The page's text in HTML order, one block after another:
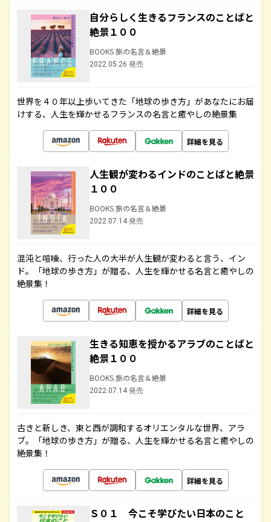
自分らしく生きるフランスのことばと
絶景１００
BOOKS 旅の名言＆絶景
2022.05.26 発売
世界を４０年以上歩いてきた「地球の歩き方」があなたにお届
けする、人生を輝かせるフランスの名言と癒やしの絶景集
詳細を見る
人生観が変わるインドのことばと絶景
１００
BOOKS 旅の名言＆絶景
2022.07.14 発売
混沌と喧噪、行った人の大半が人生観が変わると言う、イン
ド。「地球の歩き方」が贈る、人生を輝かせる名言と癒やしの
絶景集！
詳細を見る
生きる知恵を授かるアラブのことばと
絶景１００
BOOKS 旅の名言＆絶景
2022.07.14 発売
古きと新しき、東と西が調和するオリエンタルな世界、アラ
ブ。「地球の歩き方」が贈る、人生を輝かせる名言と癒やしの
絶景集！
詳細を見る
Ｓ０１ 今こそ学びたい日本のこと